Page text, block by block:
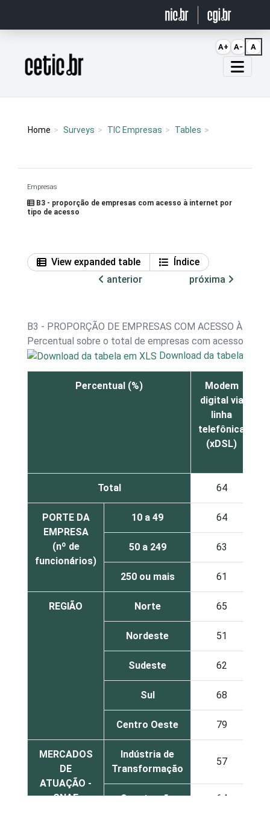
Página inicial
Home Surveys TIC Empresas Tables
Empresas
B3 - proporção de empresas com acesso à internet por
tipo de acesso
View expanded table
Índice
anterior
próxima
B3 - PROPORÇÃO DE EMPRESAS COM ACESSO À
Percentual sobre o total de empresas com acesso à
Download da tabela em
Percentual (%)
Modem
digital via
linha
telefônica
(xDSL)
Total 64
PORTE DA
EMPRESA
(nº de
funcionários)
10 a 49 64
50 a 249 63
250 ou mais 61
REGIÃO Norte 65
Nordeste 51
Sudeste 62
Sul 68
Centro Oeste 79
MERCADOS
DE
ATUAÇÃO -
CNAE
Indústria de
Transformação
57
Construção 64
A+ A- A